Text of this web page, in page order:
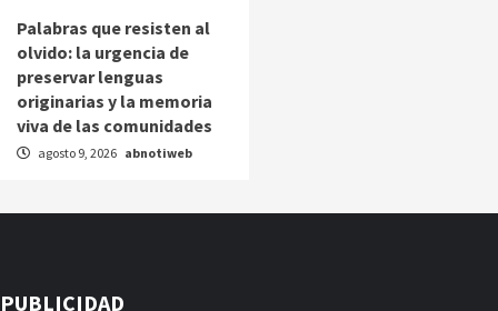
Palabras que resisten al
olvido: la urgencia de
preservar lenguas
originarias y la memoria
viva de las comunidades
agosto 9, 2026 abnotiweb
PUBLICIDAD